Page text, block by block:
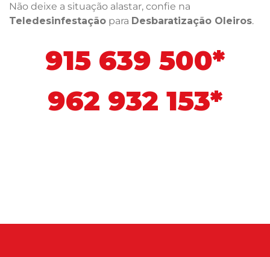
Não deixe a situação alastar, confie na
Teledesinfestação para Desbaratização Oleiros.
915 639 500*
962 932 153*